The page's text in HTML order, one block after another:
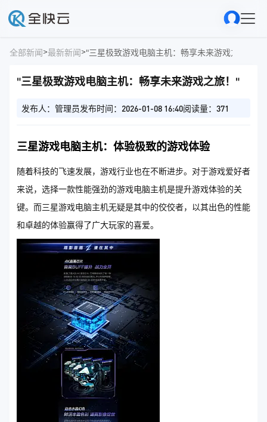
全部新闻>最新新闻>"三星极致游戏电脑主机：畅享未来游戏之旅！"
"三星极致游戏电脑主机：畅享未来游戏之旅！"
发布人：管理员发布时间：2026-01-08 16:40阅读量：371
三星游戏电脑主机：体验极致的游戏体验
随着科技的飞速发展，游戏行业也在不断进步。对于游戏爱好者
来说，选择一款性能强劲的游戏电脑主机是提升游戏体验的关
键。而三星游戏电脑主机无疑是其中的佼佼者，以其出色的性能
和卓越的体验赢得了广大玩家的喜爱。